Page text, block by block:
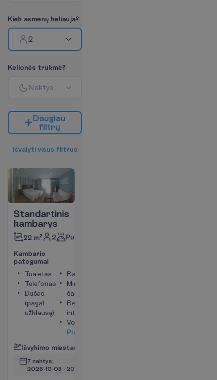
Kiek asmenų keliauja?
2
Kelionės trukmė?
Naktys
Daugiau
filtrų
Išvalyti visus filtrus
Standartinis
kambarys
22 m² 2 Pusryčiai
Kambario
patogumai
Tualetas
Telefonas
Dušas
(pagal
užklausą)
Balkonas
Mini
šaldytuvas
Bevielis
internetas
Vonia
Pla
Išvykimo miestas
7 naktys,
2026-10-03 - 2026-10-10